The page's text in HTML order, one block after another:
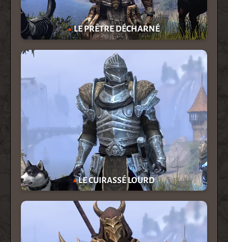
LE PRÊTRE DÉCHARNÉ
LE CUIRASSÉ LOURD